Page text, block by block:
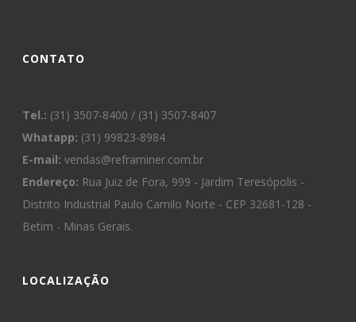
CONTATO
Tel.: (31) 3507-8400 / (31) 3507-8407
Whatapp: (31) 99823-8984
E-mail: vendas@reframiner.com.br
Endereço: Rua Juiz de Fora, 999 - Jardim Teresópolis -
Distrito Industrial Paulo Camilo Norte - CEP 32681-128 -
Betim - Minas Gerais.
LOCALIZAÇÃO